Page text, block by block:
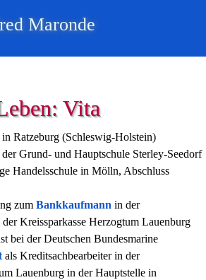
Maronde
Vita
Ratzeburg (Schleswig-Holstein)
Grund- und Hauptschule Sterley-Seedorf
Handelsschule in Mölln, Abschluss
zum Bankkaufmann in der
Kreissparkasse Herzogtum Lauenburg
bei der Deutschen Bundesmarine
als Kreditsachbearbeiter in der
Lauenburg in der Hauptstelle in